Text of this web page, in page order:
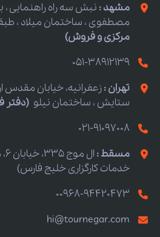
مشهد : نبش سه راه راهنمایی ،
مصطفوی ، ساختمان میلاد ، طبقه 2 ،
مرکزی و فروش)
051-38912139
تهران :زعفرانیه، خیابان مقدس
ستایش ، ساختمان نیلو (دفتر
021-91097008
مسقط :
خدمات کارگزاری خلیج فارس)
00968-94420473
hi@tournegar.com